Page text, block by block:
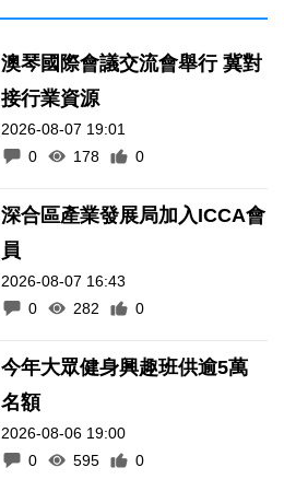
澳琴國際會議交流會舉行 冀對
接行業資源
2026-08-07 19:01
0
178 0
深合區產業發展局加入ICCA會
員
2026-08-07 16:43
0
282 0
今年大眾健身興趣班供逾5萬
名額
2026-08-06 19:00
0
595 0